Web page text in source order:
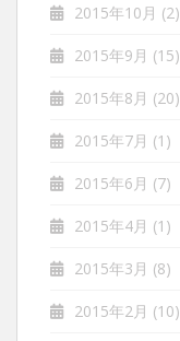
2015年10月 (2)
2015年9月 (15)
2015年8月 (20)
2015年7月 (1)
2015年6月 (7)
2015年4月 (1)
2015年3月 (8)
2015年2月 (10)